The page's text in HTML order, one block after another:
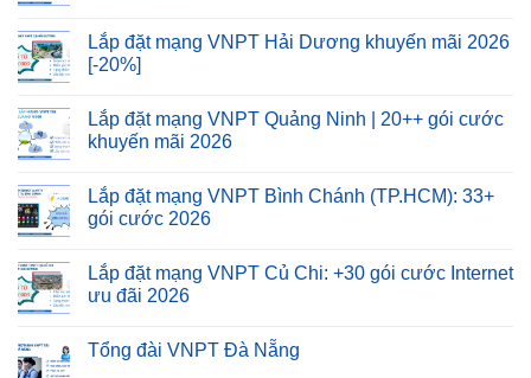
Lắp đặt mạng VNPT Hải Dương khuyến mãi 2026
[-20%]
Lắp đặt mạng VNPT Quảng Ninh | 20++ gói cước
khuyến mãi 2026
Lắp đặt mạng VNPT Bình Chánh (TP.HCM): 33+
gói cước 2026
Lắp đặt mạng VNPT Củ Chi: +30 gói cước Internet
ưu đãi 2026
Tổng đài VNPT Đà Nẵng